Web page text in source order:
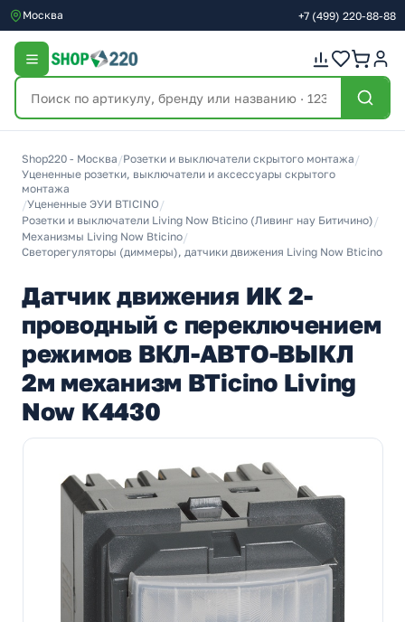
Москва +7 (499) 220-88-88
Shop220 - Москва /Розетки и выключатели скрытого монтажа /
Уцененные розетки, выключатели и аксессуары скрытого
монтажа
/Уцененные ЭУИ BTICINO /
Розетки и выключатели Living Now Bticino (Ливинг нау Битичино) /
Механизмы Living Now Bticino/
Светорегуляторы (диммеры), датчики движения Living Now Bticino
Датчик движения ИК 2-
проводный с переключением
режимов ВКЛ-АВТО-ВЫКЛ
2м механизм BTicino Living
Now K4430